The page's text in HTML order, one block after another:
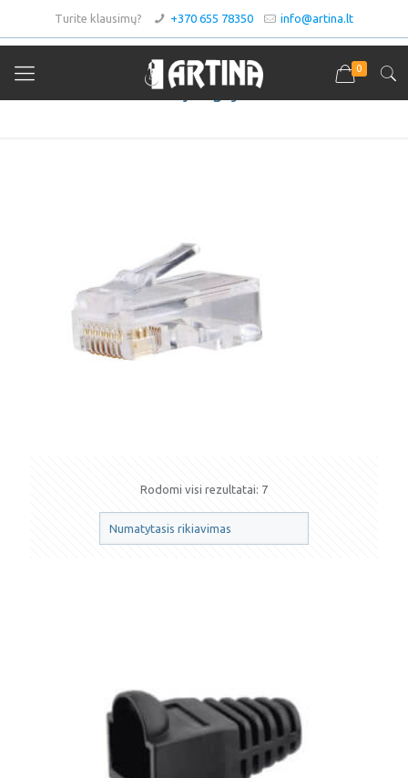
Turite klausimų? +370 655 78350 info@artina.lt
0
RJ jungtys
Rodomi visi rezultatai: 7